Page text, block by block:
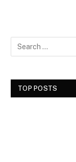
TOP POSTS